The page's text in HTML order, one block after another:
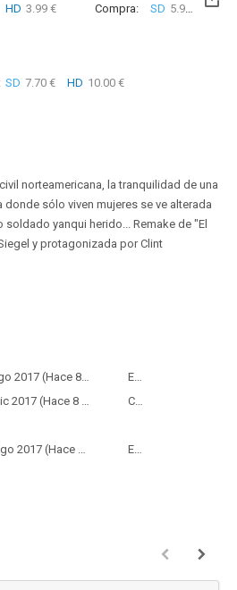
HD 3.99 € Compra: SD 5.99 € HD
SD 7.70 € HD 10.00 €
norteamericana, la tranquilidad de una
sólo viven mujeres se ve alterada
yanqui herido... Remake de "El
y protagonizada por Clint
(Hace 8 años y 11 meses)
Estreno
(Hace 8 años y 7 meses)
Copia Física
8 años y 11 meses) Estreno